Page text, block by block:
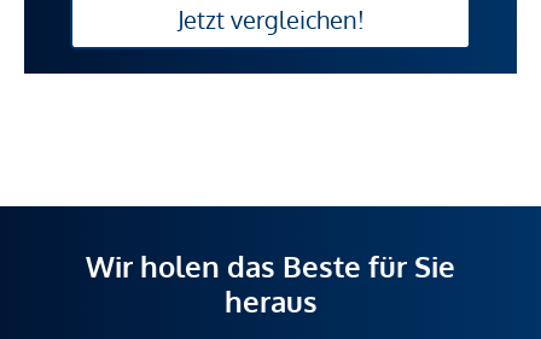
Jetzt vergleichen!
Wir holen das Beste für Sie
heraus